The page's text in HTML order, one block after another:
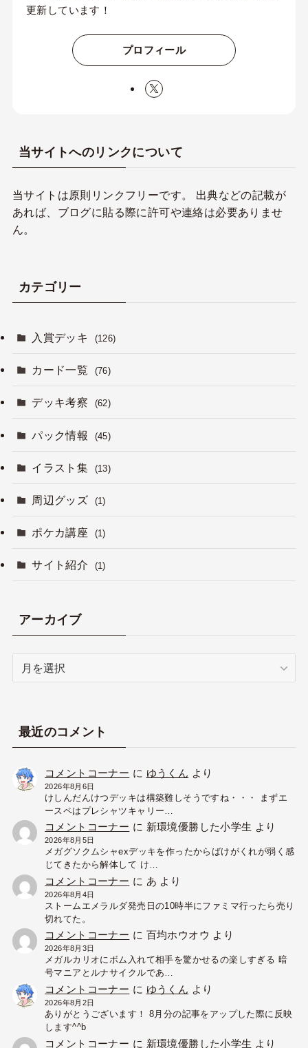
更新しています！
プロフィール
当サイトへのリンクについて
当サイトは原則リンクフリーです。 出典などの記載が
あれば、ブログに貼る際に許可や連絡は必要ありませ
ん。
カテゴリー
入賞デッキ (126)
カード一覧 (76)
デッキ考察 (62)
パック情報 (45)
イラスト集 (13)
周辺グッズ (1)
ポケカ講座 (1)
サイト紹介 (1)
アーカイブ
ブ
最近のコメント
コメントコーナー に ゆうくん より
2026年8月6日
けしんだんけつデッキは構築難しそうですね・・・ まずエ
ースペはプレシャツキャリー…
コメントコーナー に 新環境優勝した小学生 より
2026年8月5日
メガグソクムシャexデッキを作ったからばけがくれが弱く感
じてきたから解体して け…
コメントコーナー に あ より
2026年8月4日
ストームエメラルダ発売日の10時半にファミマ行ったら売り
切れてた。
コメントコーナー に 百均ホウオウ より
2026年8月3日
メガルカリオにボム入れて相手を驚かせるの楽しすぎる 暗
号マニアとルナサイクルであ…
コメントコーナー に ゆうくん より
2026年8月2日
ありがとうございます！ 8月分の記事をアップした際に反映
します^^b
コメントコーナー に 新環境優勝した小学生 より